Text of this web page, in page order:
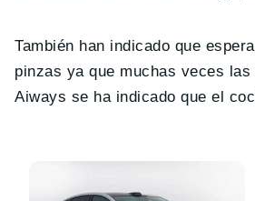
También han indicado que
pinzas ya que muchas veces
Aiways se ha indicado que el